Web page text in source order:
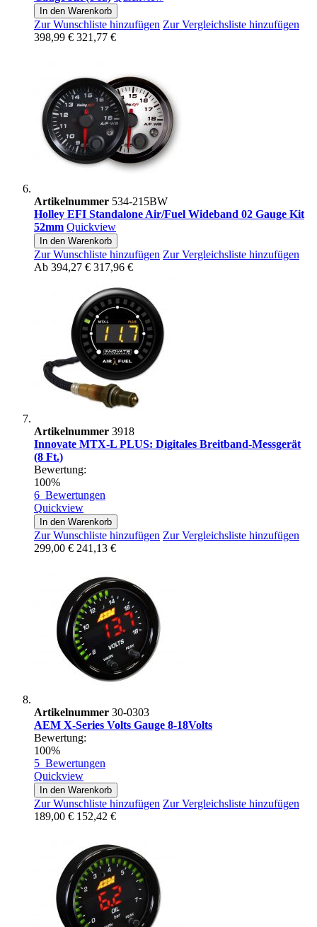
In den Warenkorb
Zur Wunschliste hinzufügen Zur Vergleichsliste hinzufügen
398,99 € 321,77 €
Artikelnummer 534-215BW
Holley EFI Standalone Air/Fuel Wideband 02 Gauge Kit
52mm Quickview
In den Warenkorb
Zur Wunschliste hinzufügen Zur Vergleichsliste hinzufügen
Ab 394,27 € 317,96 €
Artikelnummer 3918
Innovate MTX-L PLUS: Digitales Breitband-Messgerät
(8 Ft.)
Bewertung:
100%
6 Bewertungen
Quickview
In den Warenkorb
Zur Wunschliste hinzufügen Zur Vergleichsliste hinzufügen
299,00 € 241,13 €
Artikelnummer 30-0303
AEM X-Series Volts Gauge 8-18Volts
Bewertung:
100%
5 Bewertungen
Quickview
In den Warenkorb
Zur Wunschliste hinzufügen Zur Vergleichsliste hinzufügen
189,00 € 152,42 €